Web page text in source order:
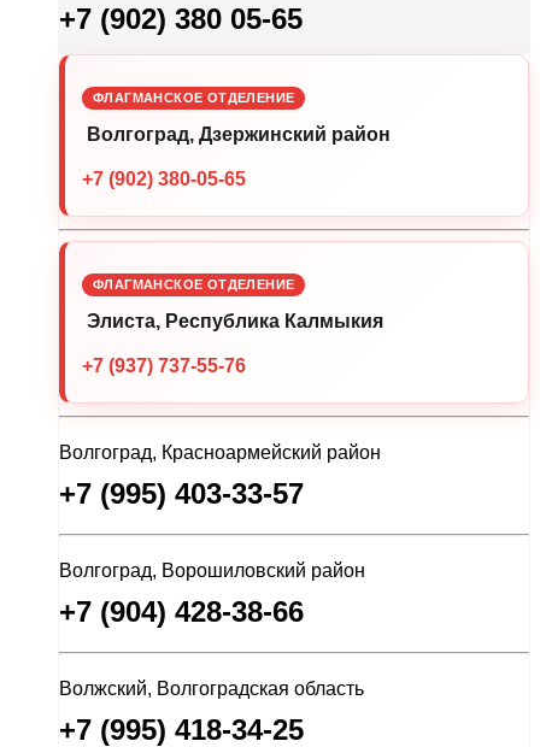
+7 (902) 380 05-65
ФЛАГМАНСКОЕ ОТДЕЛЕНИЕ
Волгоград, Дзержинский район
+7 (902) 380-05-65
ФЛАГМАНСКОЕ ОТДЕЛЕНИЕ
Элиста, Республика Калмыкия
+7 (937) 737-55-76
Волгоград, Красноармейский район
+7 (995) 403-33-57
Волгоград, Ворошиловский район
+7 (904) 428-38-66
Волжский, Волгоградская область
+7 (995) 418-34-25